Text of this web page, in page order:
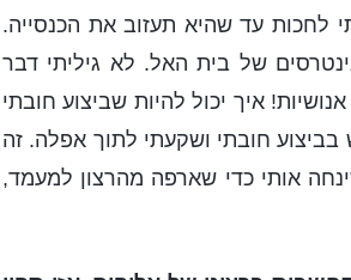
לחכות עד שהיא תעזוב את הכנסייה.
של בית האל. לא גיליתי דבר
איך יכול להיות שביצוע חובתי
חובתי ושקעתי לתוך אפלה. זה
אותי כדי שארפה מהרצון למעמד,